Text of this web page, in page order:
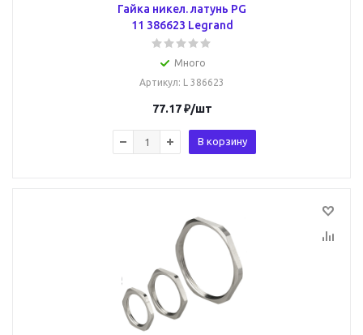
Гайка никел. латунь PG
11 386623 Legrand
Много
Артикул: L 386623
77.17₽/шт
В корзину